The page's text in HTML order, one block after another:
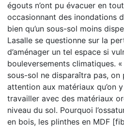
égouts n’ont pu évacuer en
occasionnant des inondations
bien qu’un sous-sol moins
Lasalle se questionne sur la
d’aménager un tel espace si
bouleversements climatiques.
sous-sol ne disparaîtra pas,
attention aux matériaux qu’on
travailler avec des matériaux
niveau du sol. Pourquoi
en bois, les plinthes en MDF